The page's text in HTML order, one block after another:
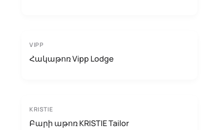
VIPP
Հակաթոռ Vipp Lodge
KRISTIE
Բարի աթոռ KRISTIE Tailor